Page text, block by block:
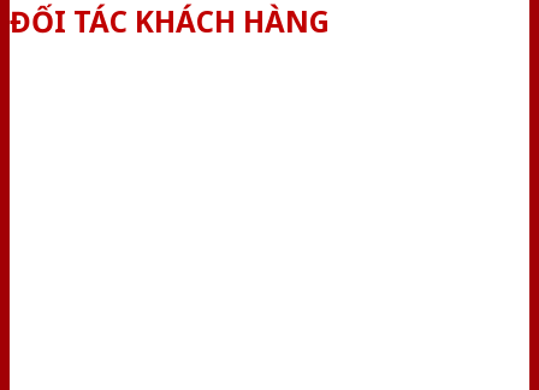
ĐỐI TÁC KHÁCH HÀNG